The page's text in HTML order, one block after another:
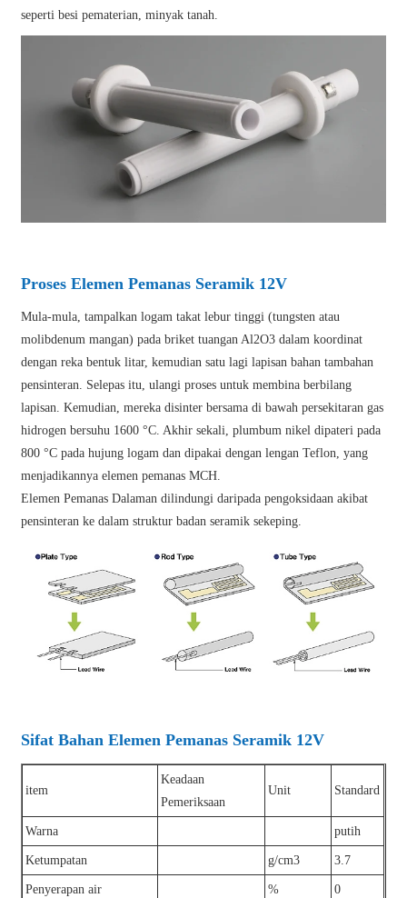
seperti besi pematerian, minyak tanah.
Proses Elemen Pemanas Seramik 12V
Mula-mula, tampalkan logam takat lebur tinggi (tungsten atau
molibdenum mangan) pada briket tuangan Al2O3 dalam koordinat
dengan reka bentuk litar, kemudian satu lagi lapisan bahan tambahan
pensinteran. Selepas itu, ulangi proses untuk membina berbilang
lapisan. Kemudian, mereka disinter bersama di bawah persekitaran gas
hidrogen bersuhu 1600 °C. Akhir sekali, plumbum nikel dipateri pada
800 °C pada hujung logam dan dipakai dengan lengan Teflon, yang
menjadikannya elemen pemanas MCH.
Elemen Pemanas Dalaman dilindungi daripada pengoksidaan akibat
pensinteran ke dalam struktur badan seramik sekeping.
Sifat Bahan Elemen Pemanas Seramik 12V
item
Keadaan
Pemeriksaan
Unit Standard
Warna putih
Ketumpatan g/cm3 3.7
Penyerapan air % 0